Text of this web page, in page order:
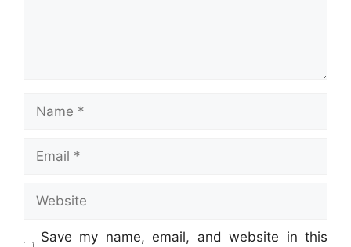
Save my name, email, and website in this